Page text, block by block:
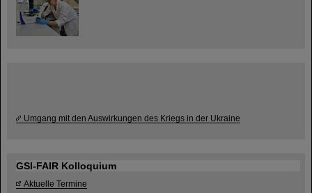
Umgang mit den Auswirkungen des Kriegs in der Ukraine
GSI-FAIR Kolloquium
Aktuelle Termine